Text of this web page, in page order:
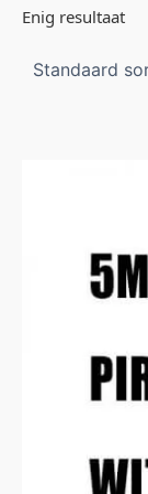
Enig resultaat